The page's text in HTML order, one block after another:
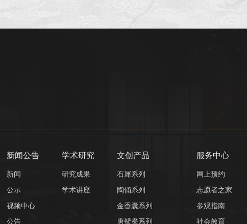
新闻公告
新闻
公示
视频中心
公告
学术研究
研究成果
学术讲座
文创产品
石犀系列
陶俑系列
金香囊系列
唐鸳鸯系列
服务中心
网上预约
志愿者之家
参观指南
社会教育